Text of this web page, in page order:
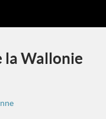
la Wallonie